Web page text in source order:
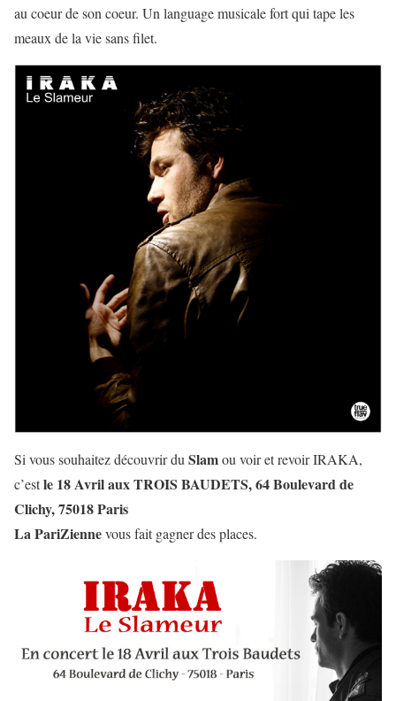
au coeur de son coeur. Un language musicale fort qui tape les
meaux de la vie sans filet.
Si vous souhaitez découvrir du Slamou voir et revoir IRAKA,
c’estle 18 Avril aux TROIS BAUDETS, 64 Boulevard de
Clichy, 75018 Paris
La PariZiennevous fait gagner des places.